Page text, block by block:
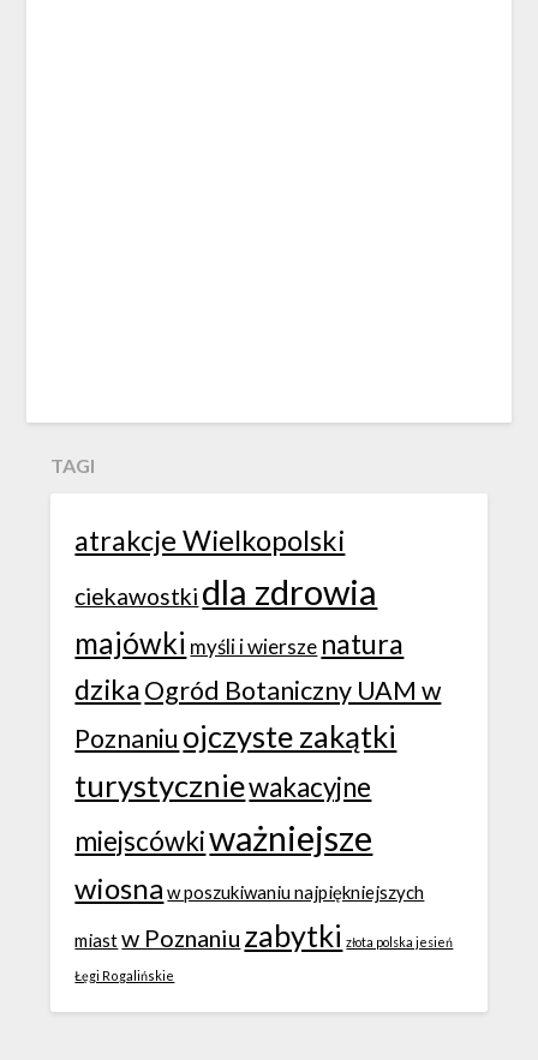
TAGI
atrakcje Wielkopolski
ciekawostki dla zdrowia
majówki myśli i wiersze natura
dzikaOgród Botaniczny UAM w
Poznaniu ojczyste zakątki
turystyczniewakacyjne
miejscówkiważniejsze
wiosna w poszukiwaniu najpiękniejszych
miastw Poznaniu zabytki złota polska jesień
Łęgi Rogalińskie